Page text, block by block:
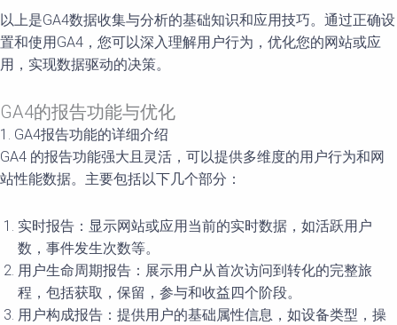
以上是GA4数据收集与分析的基础知识和应用技巧。通过正确设
置和使用GA4，您可以深入理解用户行为，优化您的网站或应
用，实现数据驱动的决策。
GA4的报告功能与优化
1. GA4报告功能的详细介绍
GA4 的报告功能强大且灵活，可以提供多维度的用户行为和网
站性能数据。主要包括以下几个部分：
实时报告：显示网站或应用当前的实时数据，如活跃用户
数，事件发生次数等。
用户生命周期报告：展示用户从首次访问到转化的完整旅
程，包括获取，保留，参与和收益四个阶段。
用户构成报告：提供用户的基础属性信息，如设备类型，操